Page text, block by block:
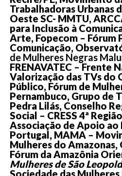
Trabalhadoras Urbanas
Oeste SC- MMTU,
para Inclusão à
Arte, Fopecom – Fórum
Comunicação,
de Mulheres Negras
FRENAVATEC – Frente
Valorização das TVs do
Público, Fórum de
Pernambuco, Grupo de
Pedra Lilás, Conselho
Social – CRESS 4ª
Associação de Apoio ao
Portugal, MAMA –
Mulheres do Amazonas,
Fórum da Amazônia
Mulheres de São
Sociedade das Mulheres